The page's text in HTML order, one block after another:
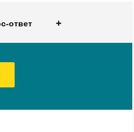
ответ